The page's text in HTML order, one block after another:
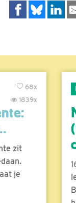
68x
1839x
zit
je